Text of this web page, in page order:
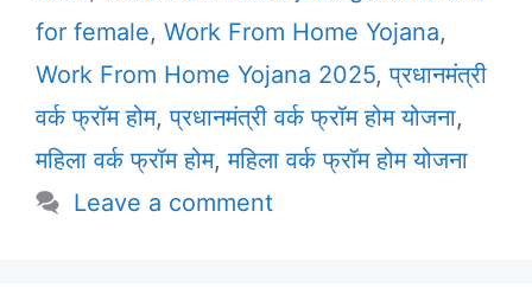
for female, Work From Home Yojana,
Work From Home Yojana 2025,प्रधानमंत्री
वर्क फ्रॉम होम,प्रधानमंत्री वर्क फ्रॉम होम योजना,
महिला वर्क फ्रॉम होम,महिला वर्क फ्रॉम होम योजना
Leave a comment